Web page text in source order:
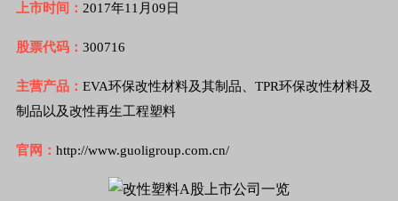
上市时间： 2017年11月09日
股票代码： 300716
主营产品： EVA环保改性材料及其制品、TPR环保改性材料及
制品以及改性再生工程塑料
官网： http://www.guoligroup.com.cn/